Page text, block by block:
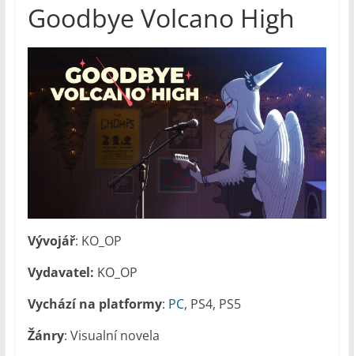
Goodbye Volcano High
Vývojář: KO_OP
Vydavatel: KO_OP
Vychází na platformy: PC, PS4, PS5
Žánry: Visualní novela